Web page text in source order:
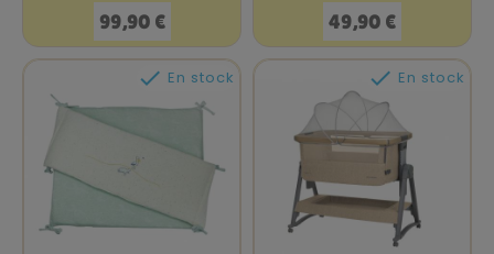
Prix
99,90 € Prix
49,90 €
 En stock  En stock